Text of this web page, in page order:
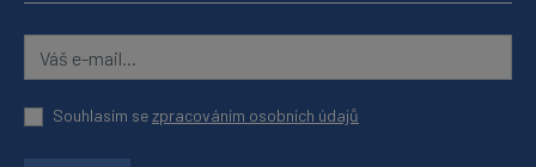
Souhlasím sezpracováním osobních údajů